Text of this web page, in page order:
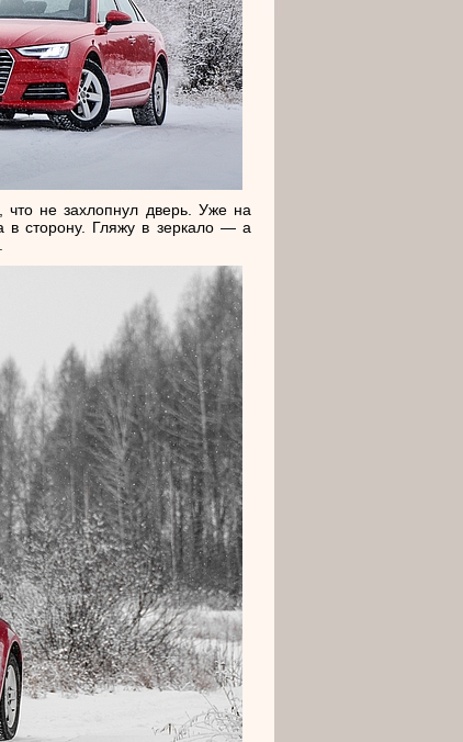
не захлопнул дверь. Уже на
в сторону. Гляжу в зеркало — а